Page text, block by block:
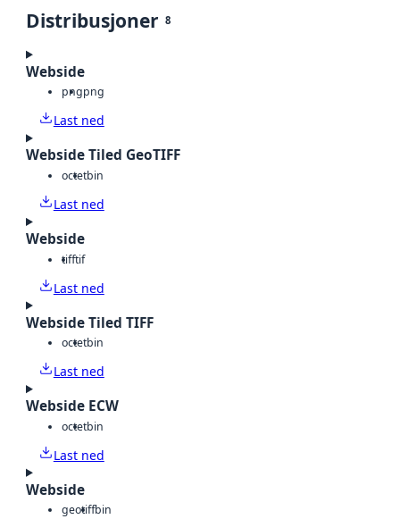
Distribusjoner 8
Webside
pngpng
Last ned
Webside Tiled GeoTIFF
octetbin
Last ned
Webside
tifftif
Last ned
Webside Tiled TIFF
octetbin
Last ned
Webside ECW
octetbin
Last ned
Webside
geotiffbin